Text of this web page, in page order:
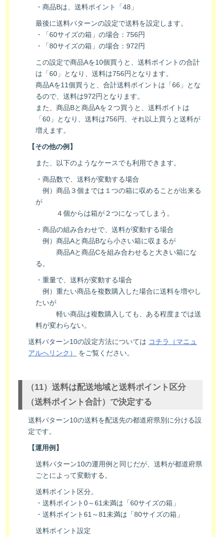
・商品Bは、送料ポイント「48」
最後に送料パターンの設定で送料を設定します。
・「60サイズの箱」の場合：756円
・「80サイズの箱」の場合：972円
この設定で商品Aを10個買うと、送料ポイントの合計
は「60」となり、送料は756円となります。
商品Aを11個買うと、合計送料ポイントは「66」とな
るので、送料は972円となります。
また、商品Bと商品Aを２つ買うと、送料ポイトは
「60」となり、送料は756円、それ以上買うと送料が
増えます。
【その他の例】
また、以下のようなケースでも利用できます。
・商品数で、送料が変動する場合
例）商品３個までは１つの箱に収めることが出来る
が
４個からは箱が２つになってしまう。
・商品の組み合わせで、送料が変動する場合
例）商品Aと商品Bなら小さい箱に収まるが
商品Aと商品Cを組み合わせると大きい箱にな
る。
・重量で、送料が変動する場合
例）重たい商品を複数購入した場合に送料を増やし
たいが
軽い商品は複数購入しても、ある程度までは送
料が変わらない。
送料パターン10の設定方法については コチラ（マニュ
アルへリンク）
をご覧ください。
（11）送料は配送地域と送料ポイント区分
（送料ポイント合計）で決定する
送料パターン10の送料を配送先の都道府県別に分ける設
定です。
【運用例】
送料パターン10の運用例と同じだが、送料が都道府県
ごとによって変動する。
送料ポイント区分。
・送料ポイント0～61未満は「60サイズの箱」
・送料ポイント61～81未満は「80サイズの箱」
送料ポイント設定